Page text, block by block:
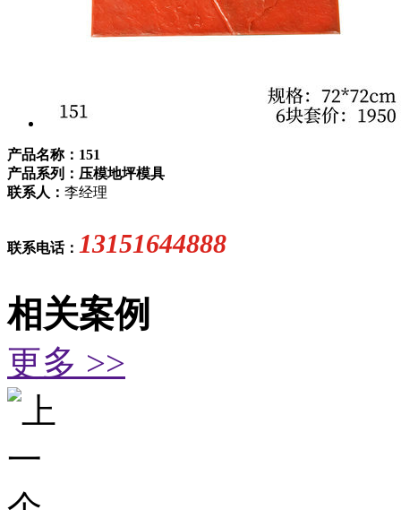
产品名称：151
产品系列：压模地坪模具
联系人： 李经理
联系电话： 13151644888
相关案例
更多 >>